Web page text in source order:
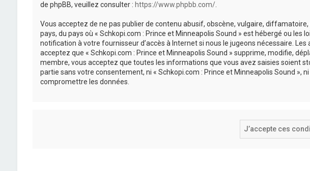
de phpBB, veuillez consulter : https://www.phpbb.com/.
Vous acceptez de ne pas publier de contenu abusif, obscène, vulgaire,
pays, du pays où « Schkopi.com : Prince et Minneapolis Sound » est hébergé ou
notification à votre fournisseur d’accès à Internet si nous le jugeons nécessaire.
acceptez que « Schkopi.com : Prince et Minneapolis Sound » supprime, modifie,
membre, vous acceptez que toutes les informations que vous avez saisies soient
partie sans votre consentement, ni « Schkopi.com : Prince et Minneapolis Sound
compromettre les données.